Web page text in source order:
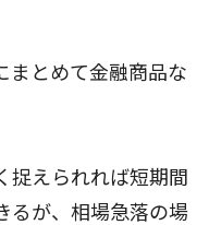
まとめて金融商品な
捉えられれば短期間
るが、相場急落の場